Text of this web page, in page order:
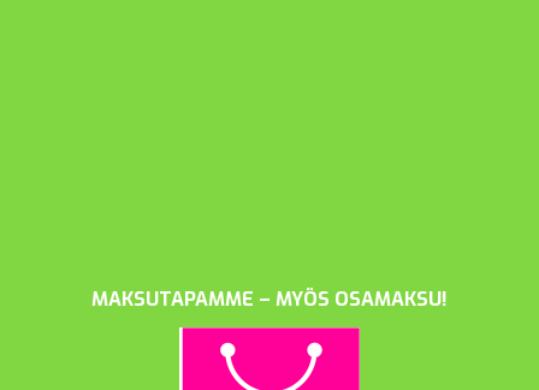
MAKSUTAPAMME – MYÖS OSAMAKSU!